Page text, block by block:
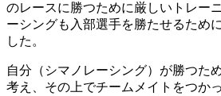
のレースに勝つために厳しいトレー
ーシングも入部選手を勝たせるため
した。
自分（シマノレーシング）が勝つた
考え、その上でチームメイトをつか